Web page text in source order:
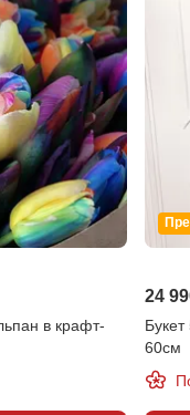
в крафт-
24
60см